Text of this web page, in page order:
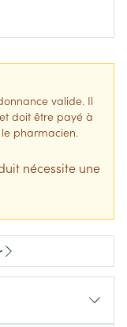
valide. Il
doit être payé à
pharmacien.
nécessite une